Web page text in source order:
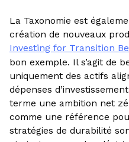
La Taxonomie est
création de nouveaux
Investing for Transition
bon exemple. Il s’agit de
uniquement des actifs
dépenses
terme une ambition net
comme une référence
stratégies de durabilité